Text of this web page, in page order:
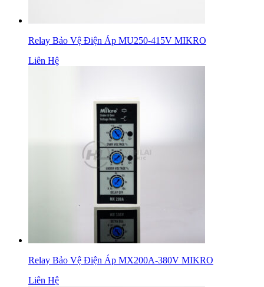
Relay Bảo Vệ Điện Áp MU250-415V MIKRO
Liên Hệ
Relay Bảo Vệ Điện Áp MX200A-380V MIKRO
Liên Hệ